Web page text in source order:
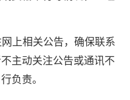
上相关公告，确保联系
主动关注公告或通讯不
负责。